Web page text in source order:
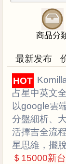
商品分
最新发布
HOT
D127
占星中英文
以google雲
分盤細析、
活擇吉全流
星思維，擺
＄15000新